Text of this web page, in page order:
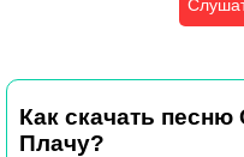
Как скачать
Плачу?